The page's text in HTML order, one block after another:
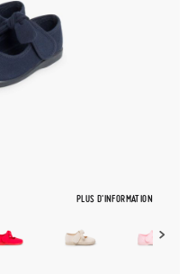
PLUS D'INFORMATION